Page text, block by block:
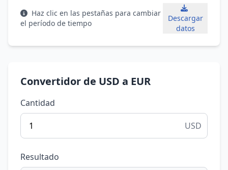
Haz clic en las pestañas para cambiar
el período de tiempo
Descargar
datos
Convertidor de USD a EUR
Cantidad
USD
Resultado